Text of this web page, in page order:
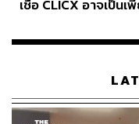
เชื่อ CLICX อาจเป็น
เรือนไทยที่ถูกซุกไว้